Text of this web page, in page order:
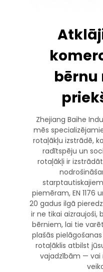
Zhejiang Baihe
mēs
rotaļākļu izstrādē,
radītspēju un
rotaļākļi ir
piemēram, EN 1176
20 gadus ilgā
ir ne tikai aizraujoši,
bērniem, lai tie
plašās
rotaļāklis atbilst
vajadzībām — vai